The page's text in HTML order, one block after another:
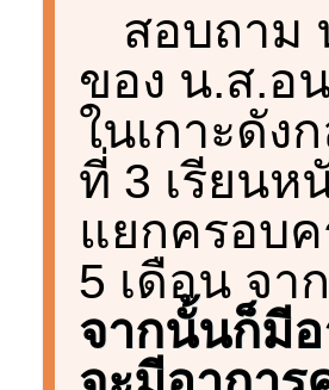
สอบถาม
ของ น.ส.อ
ในเกาะดัง
ที่ 3 เรียนห
แยกครอบ
5 เดือน จ
จากนั้นก็มี